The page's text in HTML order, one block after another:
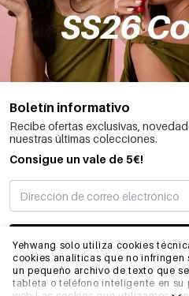
Yehwang solo utiliza cookies
cookies analíticas que no infringen
un pequeño archivo de texto que
tableta o teléfono inteligente en su
Boletín informativo
Recibe ofertas exclusivas,
nuestras últimas colecciones.
Consigue un vale de 5€!